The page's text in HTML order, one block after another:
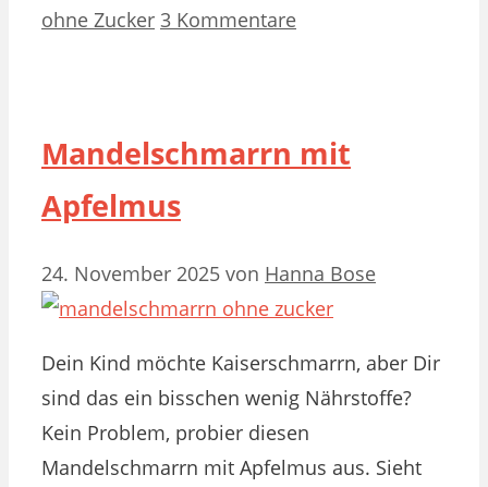
ohne Zucker 3 Kommentare
Mandelschmarrn mit
Apfelmus
24. November 2025 von Hanna Bose
Dein Kind möchte Kaiserschmarrn, aber Dir
sind das ein bisschen wenig Nährstoffe?
Kein Problem, probier diesen
Mandelschmarrn mit Apfelmus aus. Sieht